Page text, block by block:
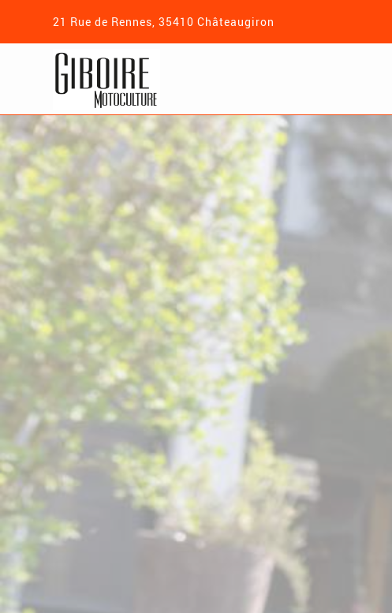
21 Rue de Rennes, 35410 Châteaugiron